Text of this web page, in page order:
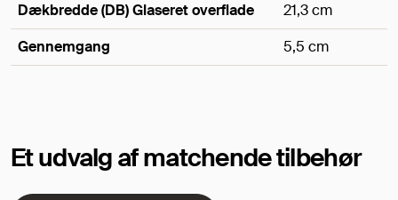
Dækbredde (DB) Glaseret overflade
21,3 cm
Gennemgang
5,5 cm
Et udvalg af matchende tilbehør